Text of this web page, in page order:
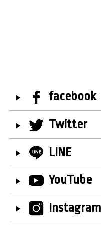
facebook
Twitter
LINE
YouTube
Instagram